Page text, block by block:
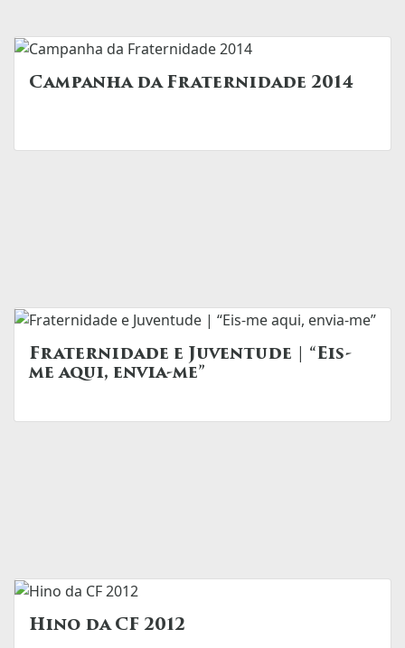
Campanha da Fraternidade 2014
Fraternidade e Juventude | “Eis-
me aqui, envia-me”
Hino da CF 2012